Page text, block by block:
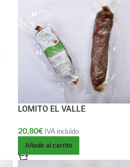
LOMITO EL VALLE
20,80€ IVA incluido
Añadir al carrito